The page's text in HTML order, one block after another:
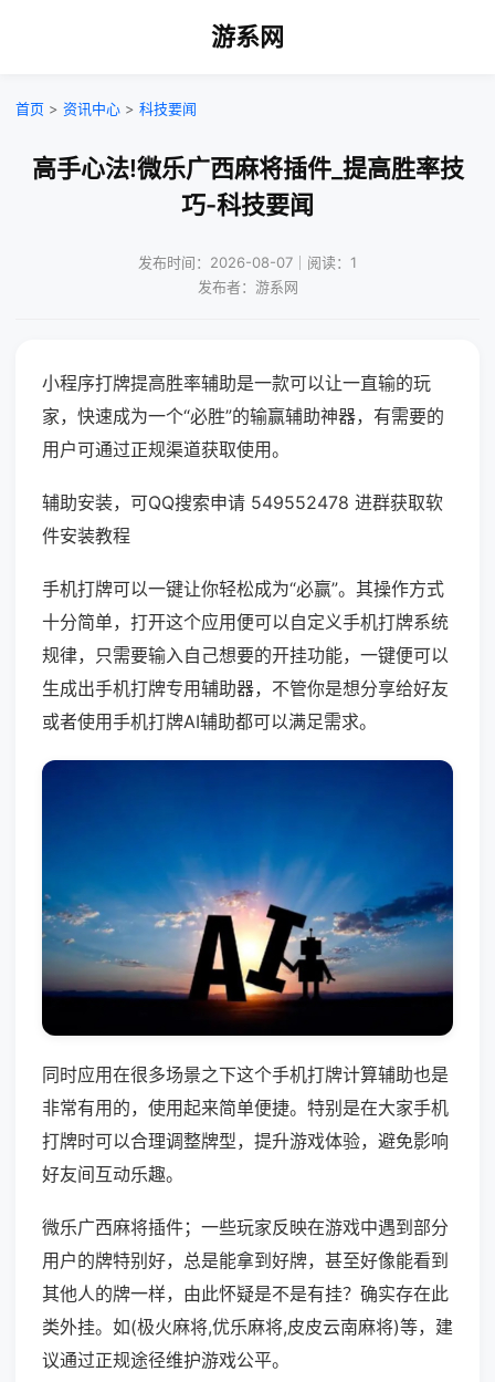
游系网
首页 > 资讯中心 > 科技要闻
高手心法!微乐广西麻将插件_提高胜率技
巧-科技要闻
发布时间：2026-08-07｜阅读：1
发布者：游系网
小程序打牌提高胜率辅助是一款可以让一直输的玩
家，快速成为一个“必胜”的输赢辅助神器，有需要的
用户可通过正规渠道获取使用。
辅助安装，可QQ搜索申请 549552478 进群获取软
件安装教程
手机打牌可以一键让你轻松成为“必赢”。其操作方式
十分简单，打开这个应用便可以自定义手机打牌系统
规律，只需要输入自己想要的开挂功能，一键便可以
生成出手机打牌专用辅助器，不管你是想分享给好友
或者使用手机打牌AI辅助都可以满足需求。
同时应用在很多场景之下这个手机打牌计算辅助也是
非常有用的，使用起来简单便捷。特别是在大家手机
打牌时可以合理调整牌型，提升游戏体验，避免影响
好友间互动乐趣。
微乐广西麻将插件；一些玩家反映在游戏中遇到部分
用户的牌特别好，总是能拿到好牌，甚至好像能看到
其他人的牌一样，由此怀疑是不是有挂？确实存在此
类外挂。如(极火麻将,优乐麻将,皮皮云南麻将)等，建
议通过正规途径维护游戏公平。